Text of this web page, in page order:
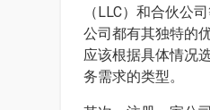
（LLC）和合伙公
公司都有其独特的
应该根据具体情况
务需求的类型。